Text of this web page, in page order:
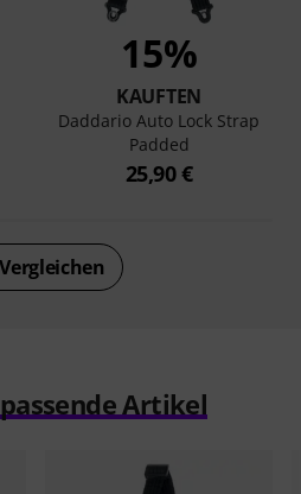
15%
KAUFTEN
Daddario Auto Lock Strap
Padded
25,90 €
Vergleichen
Artikel